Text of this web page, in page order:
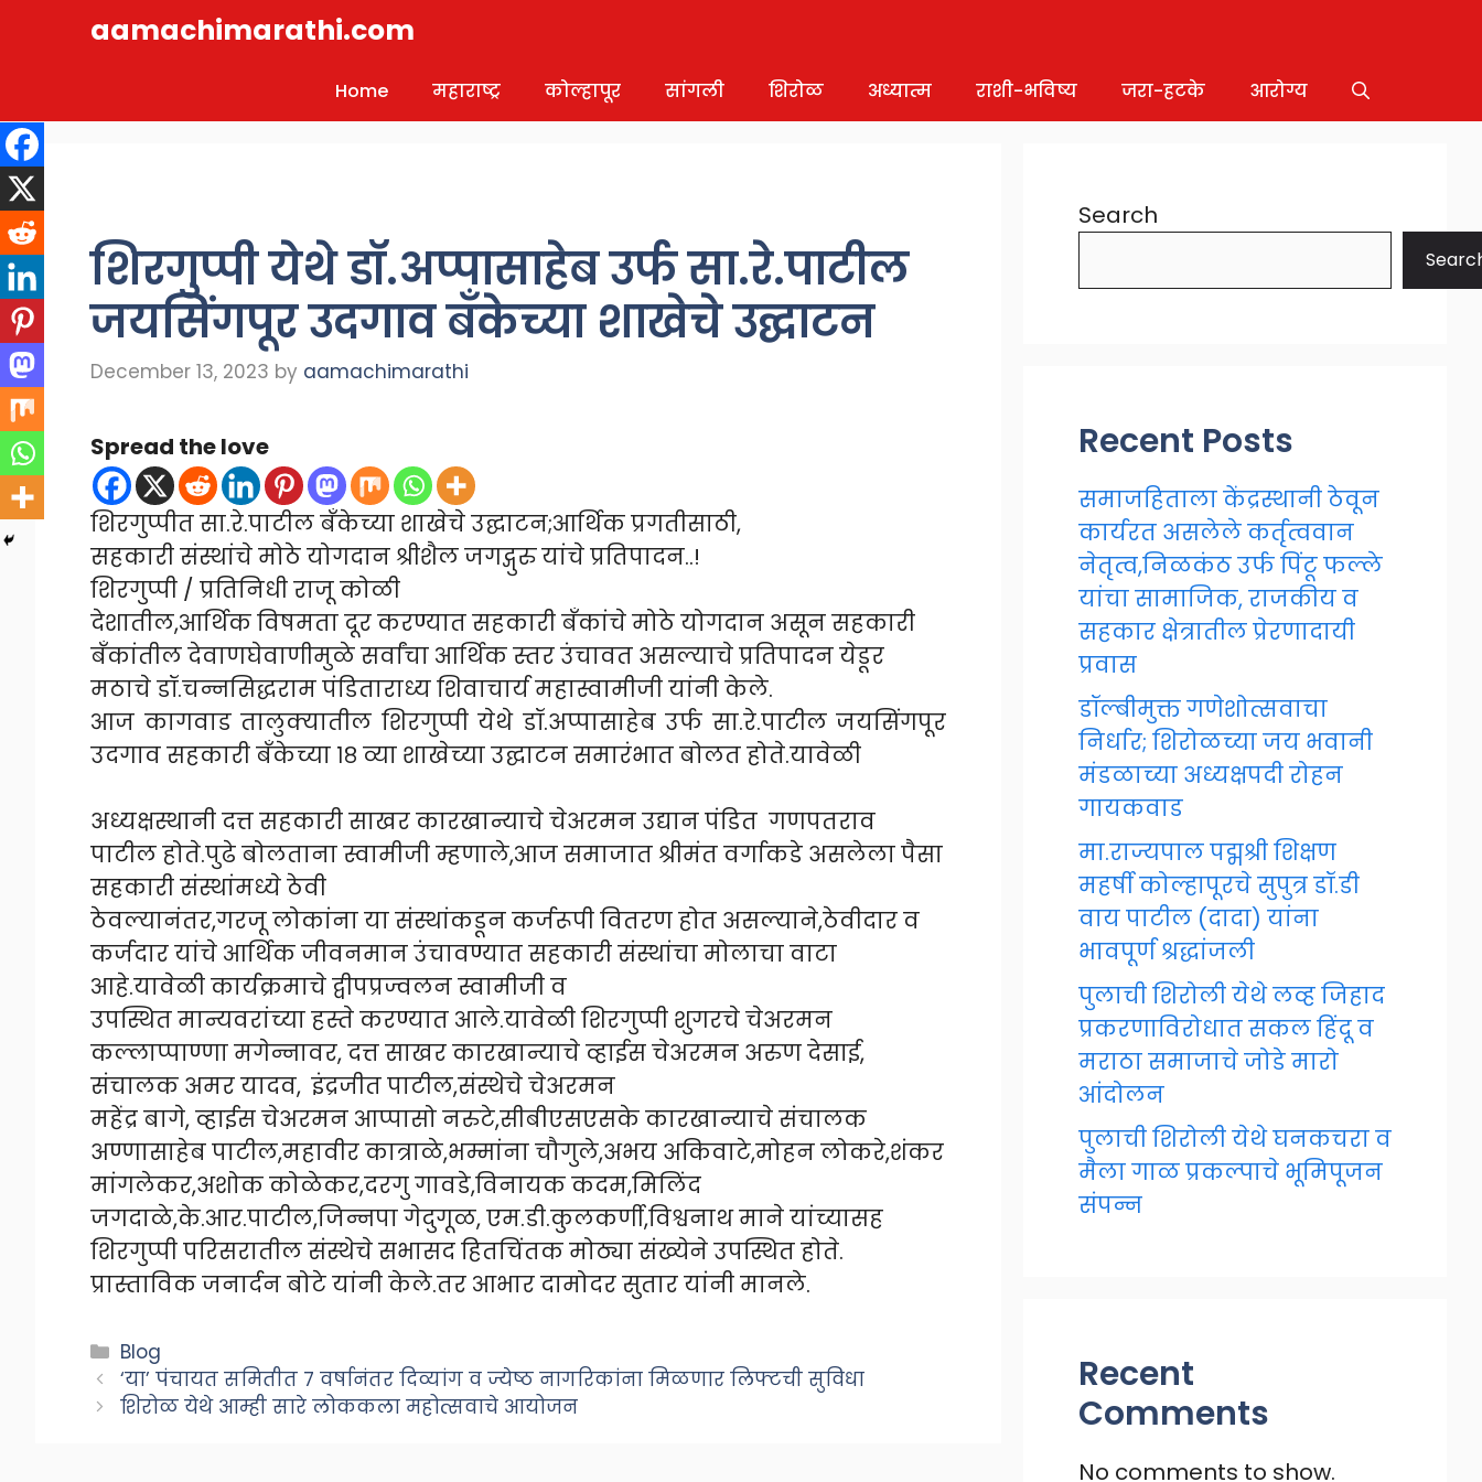
aamachimarathi.com
Home महाराष्ट्र कोल्हापूर सांगली शिरोळ अध्यात्म राशी-भविष्य जरा-हटके आरोग्य
शिरगुप्पी येथे डॉ.अप्पासाहेब उर्फ सा.रे.पाटील
जयसिंगपूर उदगाव बँकेच्या शाखेचे उद्घाटन
December 13, 2023 by aamachimarathi
Spread the love
शिरगुप्पीत सा.रे.पाटील बँकेच्या शाखेचे उद्घाटन;आर्थिक प्रगतीसाठी,
सहकारी संस्थांचे मोठे योगदान श्रीशैल जगद्गुरु यांचे प्रतिपादन..!
शिरगुप्पी / प्रतिनिधी राजू कोळी
देशातील,आर्थिक विषमता दूर करण्यात सहकारी बँकांचे मोठे योगदान असून सहकारी
बँकांतील देवाणघेवाणीमुळे सर्वांचा आर्थिक स्तर उंचावत असल्याचे प्रतिपादन येडूर
मठाचे डॉ.चन्नसिद्धराम पंडिताराध्य शिवाचार्य महास्वामीजी यांनी केले.
आज कागवाड तालुक्यातील शिरगुप्पी येथे डॉ.अप्पासाहेब उर्फ सा.रे.पाटील जयसिंगपूर
उदगाव सहकारी बँकेच्या १८ व्या शाखेच्या उद्घाटन समारंभात बोलत होते.यावेळी
अध्यक्षस्थानी दत्त सहकारी साखर कारखान्याचे चेअरमन उद्यान पंडित गणपतराव
पाटील होते.पुढे बोलताना स्वामीजी म्हणाले,आज समाजात श्रीमंत वर्गाकडे असलेला पैसा
सहकारी संस्थांमध्ये ठेवी
ठेवल्यानंतर,गरजू लोकांना या संस्थांकडून कर्जरूपी वितरण होत असल्याने,ठेवीदार व
कर्जदार यांचे आर्थिक जीवनमान उंचावण्यात सहकारी संस्थांचा मोलाचा वाटा
आहे.यावेळी कार्यक्रमाचे द्वीपप्रज्वलन स्वामीजी व
उपस्थित मान्यवरांच्या हस्ते करण्यात आले.यावेळी शिरगुप्पी शुगरचे चेअरमन
कल्लाप्पाण्णा मगेन्नावर, दत्त साखर कारखान्याचे व्हाईस चेअरमन अरुण देसाई,
संचालक अमर यादव, इंद्रजीत पाटील,संस्थेचे चेअरमन
महेंद्र बागे, व्हाईस चेअरमन आप्पासो नरुटे,सीबीएसएसके कारखान्याचे संचालक
अण्णासाहेब पाटील,महावीर कात्राळे,भम्मांना चौगुले,अभय अकिवाटे,मोहन लोकरे,शंकर
मांगलेकर,अशोक कोळेकर,दरगु गावडे,विनायक कदम,मिलिंद
जगदाळे,के.आर.पाटील,जिन्नपा गेदुगूळ, एम.डी.कुलकर्णी,विश्वनाथ माने यांच्यासह
शिरगुप्पी परिसरातील संस्थेचे सभासद हितचिंतक मोठ्या संख्येने उपस्थित होते.
प्रास्ताविक जनार्दन बोटे यांनी केले.तर आभार दामोदर सुतार यांनी मानले.
Categories
Blog
‘या’ पंचायत समितीत ७ वर्षानंतर दिव्यांग व ज्येष्ठ नागरिकांना मिळणार लिफ्टची सुविधा
शिरोळ येथे आम्ही सारे लोककला महोत्सवाचे आयोजन
Search
Recent Posts
समाजहिताला केंद्रस्थानी ठेवून
कार्यरत असलेले कर्तृत्ववान
नेतृत्व,निळकंठ उर्फ पिंटू फल्ले
यांचा सामाजिक, राजकीय व
सहकार क्षेत्रातील प्रेरणादायी
प्रवास
डॉल्बीमुक्त गणेशोत्सवाचा
निर्धार; शिरोळच्या जय भवानी
मंडळाच्या अध्यक्षपदी रोहन
गायकवाड
मा.राज्यपाल पद्मश्री शिक्षण
महर्षी कोल्हापूरचे सुपुत्र डॉ.डी
वाय पाटील (दादा) यांना
भावपूर्ण श्रद्धांजली
पुलाची शिरोली येथे लव्ह जिहाद
प्रकरणाविरोधात सकल हिंदू व
मराठा समाजाचे जोडे मारो
आंदोलन
पुलाची शिरोली येथे घनकचरा व
मैला गाळ प्रकल्पाचे भूमिपूजन
संपन्न
Recent
Comments
No comments to show.